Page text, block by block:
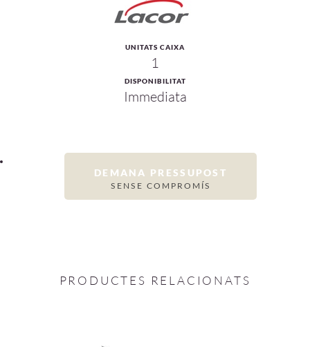
UNITATS CAIXA
1
DISPONIBILITAT
Immediata
DEMANA PRESSUPOST
SENSE COMPROMÍS
PRODUCTES RELACIONATS